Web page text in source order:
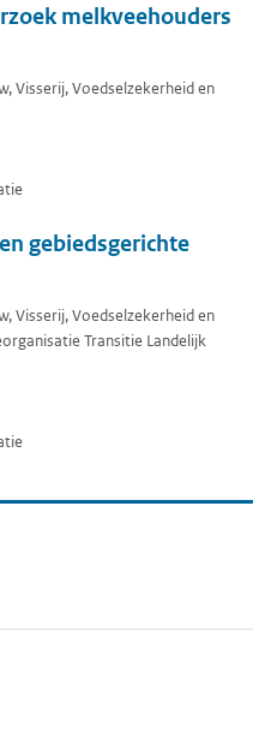
melkveehouders
Visserij, Voedselzekerheid en
gebiedsgerichte
Visserij, Voedselzekerheid en
Transitie Landelijk